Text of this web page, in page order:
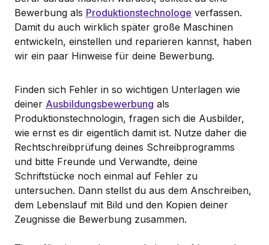
Bewerbung als Produktionstechnologe verfassen.
Damit du auch wirklich später große Maschinen
entwickeln, einstellen und reparieren kannst, haben
wir ein paar Hinweise für deine Bewerbung.
Finden sich Fehler in so wichtigen Unterlagen wie
deiner Ausbildungsbewerbung als
Produktionstechnologin, fragen sich die Ausbilder,
wie ernst es dir eigentlich damit ist. Nutze daher die
Rechtschreibprüfung deines Schreibprogramms
und bitte Freunde und Verwandte, deine
Schriftstücke noch einmal auf Fehler zu
untersuchen. Dann stellst du aus dem Anschreiben,
dem Lebenslauf mit Bild und den Kopien deiner
Zeugnisse die Bewerbung zusammen.